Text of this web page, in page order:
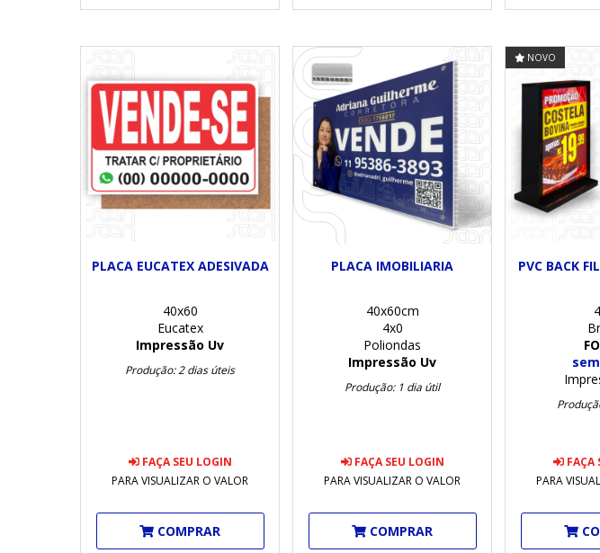
PLACA EUCATEX ADESIVADA
40x60
Eucatex
Impressão Uv
Produção: 2 dias úteis
FAÇA SEU LOGIN
PARA VISUALIZAR O VALOR
COMPRAR
PLACA IMOBILIARIA
40x60cm
4x0
Poliondas
Impressão Uv
Produção: 1 dia útil
FAÇA SEU LOGIN
PARA VISUALIZAR O VALOR
COMPRAR
NOVO
PVC BACK
FAÇA
PARA